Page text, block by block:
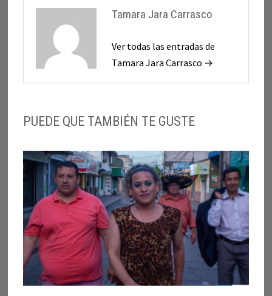
Tamara Jara Carrasco
Ver todas las entradas de
Tamara Jara Carrasco →
PUEDE QUE TAMBIÉN TE GUSTE